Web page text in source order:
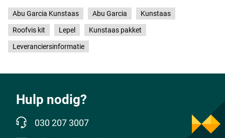
Abu Garcia Kunstaas Abu Garcia Kunstaas
Roofvis kit Lepel Kunstaas pakket
Leveranciersinformatie
Hulp nodig?
030 207 3007